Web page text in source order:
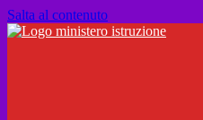
Salta al contenuto